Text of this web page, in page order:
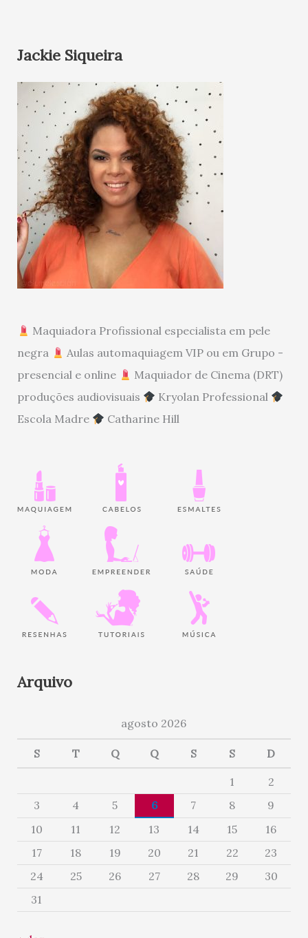
Jackie Siqueira
Maquiadora Profissional especialista em pele
negra
Aulas automaquiagem VIP ou em Grupo -
presencial e online
Maquiador de Cinema (DRT)
produções audiovisuais
Kryolan Professional
Escola Madre
Catharine Hill
Arquivo
agosto 2026
S T Q Q S S D
1
2
3
4 5 6 7 8
9
10
11 12 13 14 15
16
17
18 19 20 21 22
23
24
25 26 27 28 29
30
31